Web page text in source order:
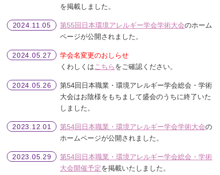
を掲載しました。
2024.11.05 第55回日本環境アレルギー学会学術大会のホーム
ページが公開されました。
2024.05.27
学会名変更のおしらせ
くわしくはこちらをご確認ください。
2024.05.26
第54回日本職業・環境アレルギー学会総会・学術
大会はお陰様をもちまして盛会のうちに終了いた
しました。
2023.12.01 第54回日本職業・環境アレルギー学会学術大会の
ホームページが公開されました。
2023.05.29
第54回日本職業・環境アレルギー学会総会・学術
大会開催予定を掲載いたしました。